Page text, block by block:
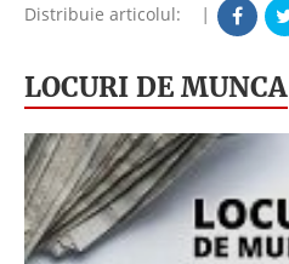
Distribuie articolul: |
LOCURI DE MUNCA